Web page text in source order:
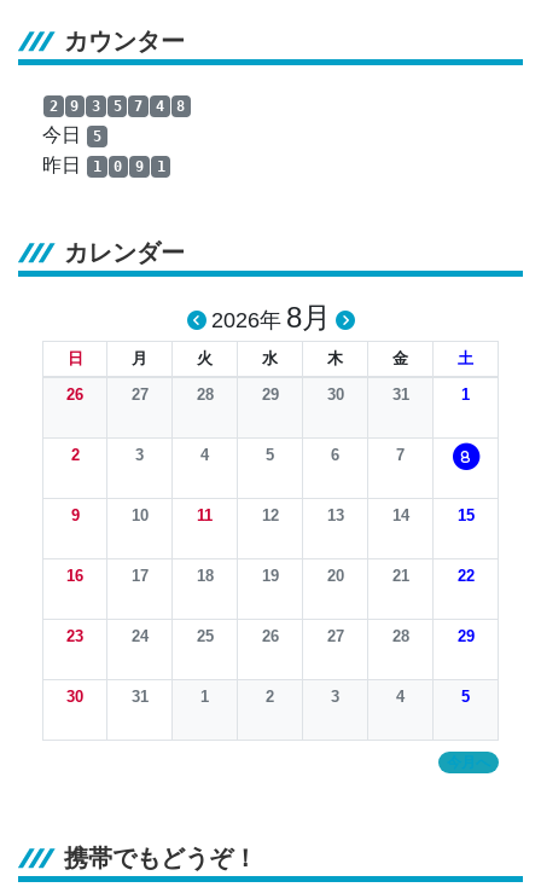
カウンター
2 9 3 5 7 4 8
今日 5
昨日 1 0 9 1
カレンダー
2026年 8月
日 月 火 水 木 金
土
26
27 28 29 30 31 1
2 3 4 5 6 7 8
9 10 11 12 13 14 15
16 17 18 19 20 21 22
23 24 25 26 27 28 29
30 31 1 2 3 4 5
携帯でもどうぞ！